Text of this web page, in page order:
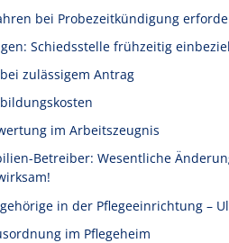
bei Probezeitkündigung
Schiedsstelle frühzeitig
zulässigem Antrag
im Arbeitszeugnis
Betreiber: Wesentliche
in der Pflegeeinrichtung –
im Pflegeheim